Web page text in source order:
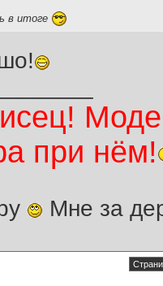
в итоге
при нём!
Мне за